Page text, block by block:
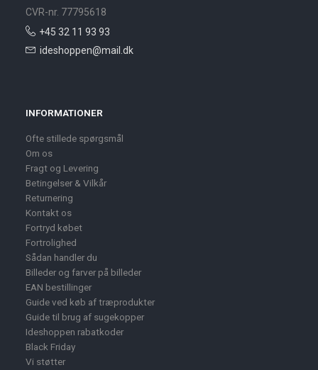
CVR-nr. 77795618
+45 32 11 93 93
ideshoppen@mail.dk
INFORMATIONER
Ofte stillede spørgsmål
Om os
Fragt og Levering
Betingelser & Vilkår
Returnering
Kontakt os
Fortryd købet
Fortrolighed
Sådan handler du
Billeder og farver på billeder
EAN bestillinger
Guide ved køb af træprodukter
Guide til brug af sugekopper
Ideshoppen rabatkoder
Black Friday
Vi støtter